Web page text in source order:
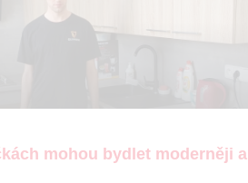
mohou bydlet moderněji a